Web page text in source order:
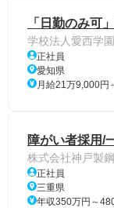
「日勤のみ可
学校法人愛西学園
正社員
愛知県
月給21万9,000円
障がい者採用/
株式会社神戸製
正社員
三重県
年収350万円～